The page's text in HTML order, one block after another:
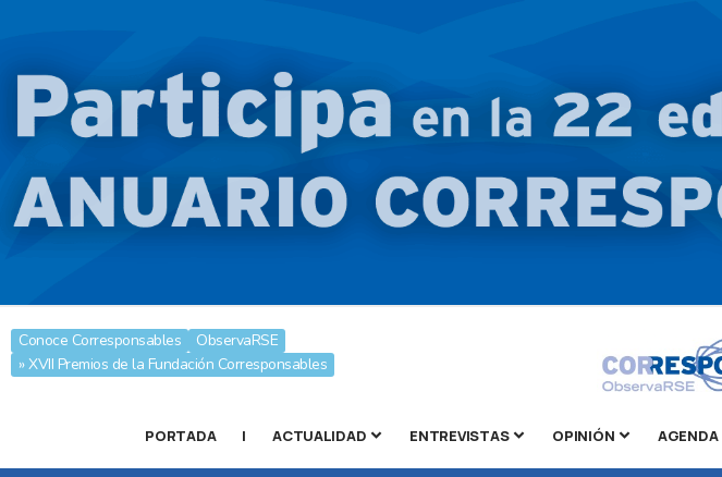
Conoce Corresponsables
ObservaRSE
» XVII Premios de la Fundación Corresponsables
PORTADA | ACTUALIDAD ENTREVISTAS OPINIÓN AGENDA